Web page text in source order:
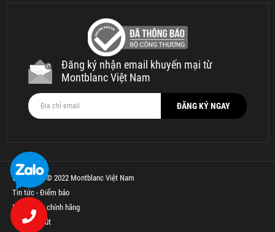
Đăng ký nhận email khuyến mại từ
Montblanc Việt Nam
Bản quyền © 2022 Montblanc Việt Nam
Tin tức - Điểm báo
Bút Parker chính hãng
Thế Giới Bút